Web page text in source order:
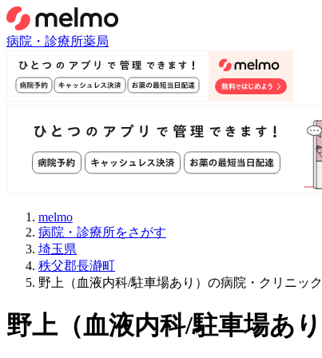
病院・診療所薬局
melmo
病院・診療所をさがす
埼玉県
秩父郡長瀞町
野上（血液内科/駐車場あり）の病院・クリニック
野上 （血液内科/駐車場あり